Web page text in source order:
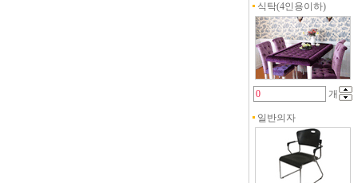
식탁(4인용이하)
개
일반의자